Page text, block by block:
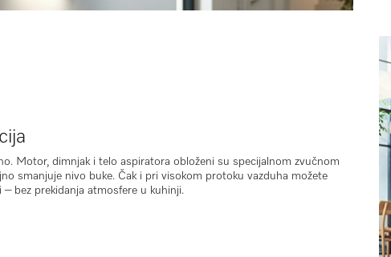
Motor, dimnjak i telo aspiratora obloženi su specijalnom zvučnom
smanjuje nivo buke. Čak i pri visokom protoku vazduha možete
– bez prekidanja atmosfere u kuhinji.